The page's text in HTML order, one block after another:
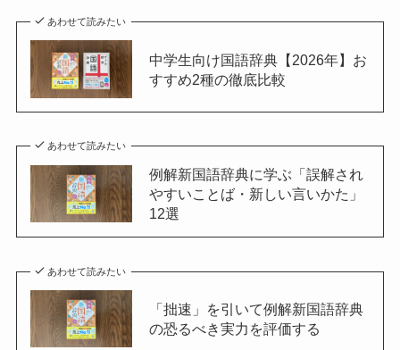
あわせて読みたい
中学生向け国語辞典【2026年】お
すすめ2種の徹底比較
あわせて読みたい
例解新国語辞典に学ぶ「誤解され
やすいことば・新しい言いかた」
12選
あわせて読みたい
「拙速」を引いて例解新国語辞典
の恐るべき実力を評価する